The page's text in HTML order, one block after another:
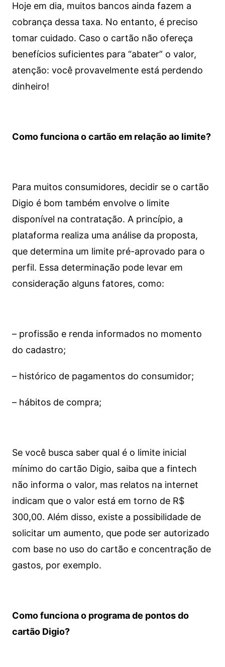
Hoje em dia, muitos bancos ainda fazem a
cobrança dessa taxa. No entanto, é preciso
tomar cuidado. Caso o cartão não ofereça
benefícios suficientes para “abater” o valor,
atenção: você provavelmente está perdendo
dinheiro!
Como funciona o cartão em relação ao limite?
Para muitos consumidores, decidir se o cartão
Digio é bom também envolve o limite
disponível na contratação. A princípio, a
plataforma realiza uma análise da proposta,
que determina um limite pré-aprovado para o
perfil. Essa determinação pode levar em
consideração alguns fatores, como:
– profissão e renda informados no momento
do cadastro;
– histórico de pagamentos do consumidor;
– hábitos de compra;
Se você busca saber qual é o limite inicial
mínimo do cartão Digio, saiba que a fintech
não informa o valor, mas relatos na internet
indicam que o valor está em torno de R$
300,00. Além disso, existe a possibilidade de
solicitar um aumento, que pode ser autorizado
com base no uso do cartão e concentração de
gastos, por exemplo.
Como funciona o programa de pontos do
cartão Digio?